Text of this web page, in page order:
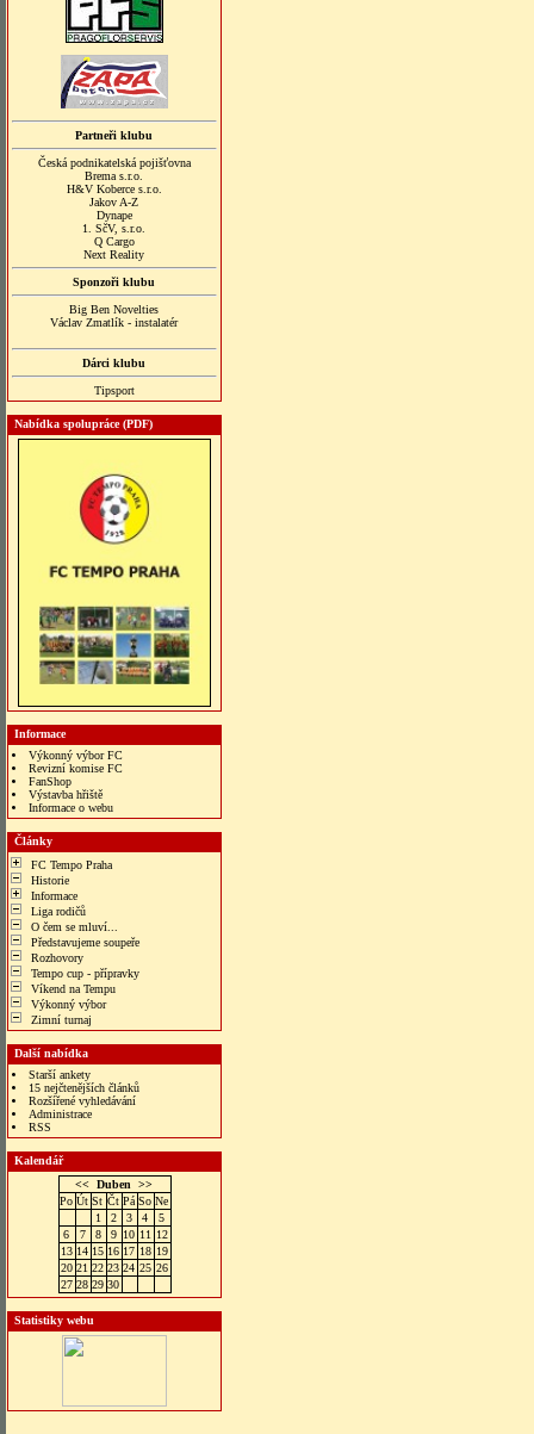
Partneři klubu
Česká podnikatelská pojišťovna
Brema s.r.o.
H&V Koberce s.r.o.
Jakov A-Z
Dynape
1. SčV, s.r.o.
Q Cargo
Next Reality
Sponzoři klubu
Big Ben Novelties
Václav Zmatlík - instalatér
Dárci klubu
Tipsport
Nabídka spolupráce (PDF)
Informace
Výkonný výbor FC
Revizní komise FC
FanShop
Výstavba hřiště
Informace o webu
bonus veren siteler
Články
FC Tempo Praha
Historie
Informace
Liga rodičů
O čem se mluví...
Představujeme soupeře
Rozhovory
Tempo cup - přípravky
Víkend na Tempu
Výkonný výbor
Zimní turnaj
Další nabídka
Starší ankety
15 nejčtenějších článků
Rozšířené vyhledávání
Administrace
RSS
Kalendář
<< Duben
>>
Po Út St Čt Pá So Ne
1
2 3 4
5
6
7 8 9 10 11
12
13 14 15 16 17 18 19
20 21 22 23 24 25 26
27 28 29 30
Statistiky webu